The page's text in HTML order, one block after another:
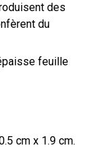
des
du
feuille
cm x 1.9 cm.